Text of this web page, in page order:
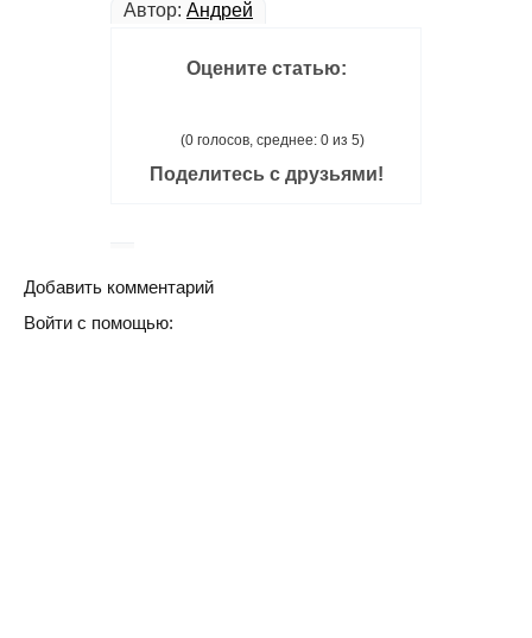
Автор: Андрей
Оцените статью:
(0 голосов, среднее: 0 из 5)
Поделитесь с друзьями!
Добавить комментарий
Войти с помощью: